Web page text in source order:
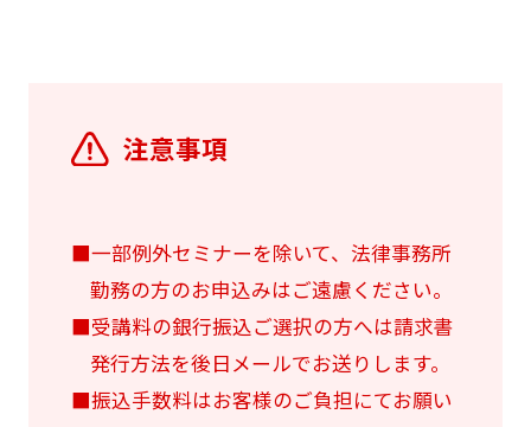
注意事項
■一部例外セミナーを除いて、法律事務所
勤務の方のお申込みはご遠慮ください。
■受講料の銀行振込ご選択の方へは請求書
発行方法を後日メールでお送りします。
■振込手数料はお客様のご負担にてお願い